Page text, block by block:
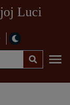
Luci